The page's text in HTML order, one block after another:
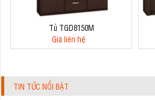
Tủ TGD8150M
Giá liên hệ
TIN TỨC NỔI BẬT